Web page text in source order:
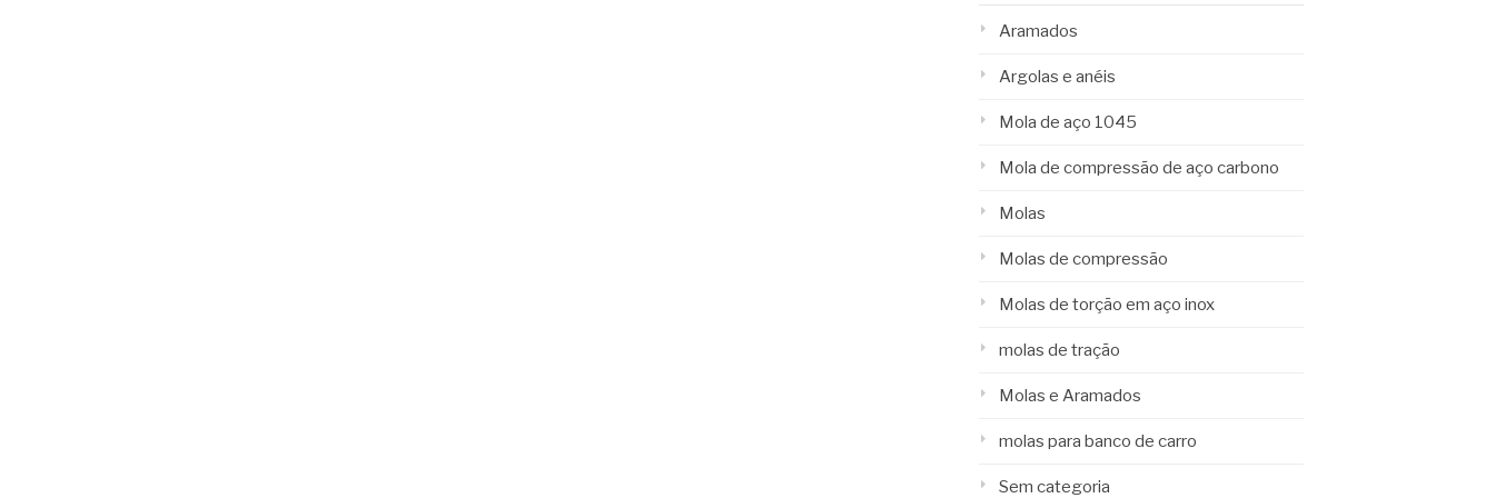
Aramados
Argolas e anéis
Mola de aço 1045
Mola de compressão de aço carbono
Molas
Molas de compressão
Molas de torção em aço inox
molas de tração
Molas e Aramados
molas para banco de carro
Sem categoria